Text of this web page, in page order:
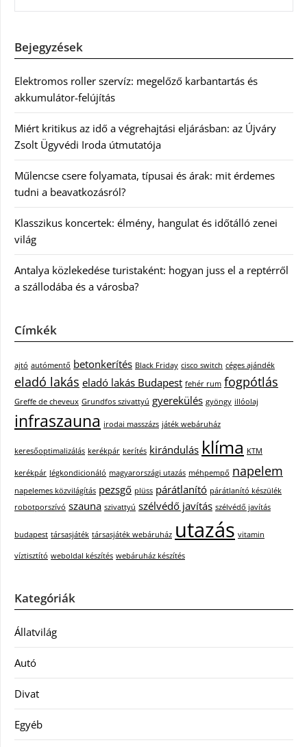
Bejegyzések
Elektromos roller szervíz: megelőző karbantartás és
akkumulátor-felújítás
Miért kritikus az idő a végrehajtási eljárásban: az Újváry
Zsolt Ügyvédi Iroda útmutatója
Műlencse csere folyamata, típusai és árak: mit érdemes
tudni a beavatkozásról?
Klasszikus koncertek: élmény, hangulat és időtálló zenei
világ
Antalya közlekedése turistaként: hogyan juss el a reptérről
a szállodába és a városba?
Címkék
ajtó autómentő betonkerítés Black Friday cisco switch céges ajándék
eladó lakás eladó lakás Budapest fehér rum fogpótlás
Greffe de cheveux Grundfos szivattyú gyerekülés gyöngy illóolaj
infraszauna irodai masszázs játék webáruház
keresőoptimalizálás kerékpár kerítés kirándulás klíma KTM
kerékpár légkondicionáló magyarországi utazás méhpempő napelem
napelemes közvilágítás pezsgő plüss párátlanító párátlanító készülék
robotporszívó szauna szivattyú szélvédő javítás szélvédő javítás
budapest társasjáték társasjáték webáruház utazás vitamin
víztisztító weboldal készítés webáruház készítés
Kategóriák
Állatvilág
Autó
Divat
Egyéb